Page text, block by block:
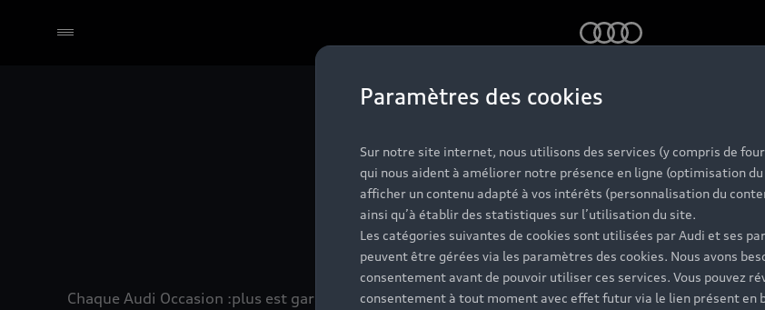
Nos Audi
labellisées
Chaque Audi Occasion :plus est garantie 24 mois et vérifiée sur jusqu'à 130 points de contrôle,
Paramètres des cookies
Sur notre site internet, nous utilisons des services (y compris de
qui nous aident à améliorer notre présence en ligne (optimisation
afficher un contenu adapté à vos intérêts (personnalisation du
ainsi qu’à établir des statistiques sur l’utilisation du site.
Les catégories suivantes de cookies sont utilisées par Audi et ses
peuvent être gérées via les paramètres des cookies. Nous avons
consentement avant de pouvoir utiliser ces services. Vous pouvez
consentement à tout moment avec effet futur via le lien présent en